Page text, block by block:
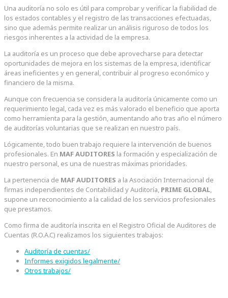
Una auditoría no solo es útil para comprobar y verificar la fiabilidad de
los estados contables y el registro de las transacciones efectuadas,
sino que además permite realizar un análisis riguroso de todos los
riesgos inherentes a la actividad de la empresa.
La auditoría es un proceso que debe aprovecharse para detectar
oportunidades de mejora en los sistemas de la empresa, identificar
áreas ineficientes y en general, contribuir al progreso económico y
financiero de la misma.
Aunque con frecuencia se considera la auditoría únicamente como un
requerimiento legal, cada vez es más valorado el beneficio que aporta
como herramienta para la gestión, aumentando año tras año el número
de auditorías voluntarias que se realizan en nuestro país.
Lógicamente, todo buen trabajo requiere la intervención de buenos
profesionales. En MAF AUDITORES la formación y especialización de
nuestro personal, es una de nuestras máximas prioridades.
La pertenencia de MAF AUDITORES a la Asociación Internacional de
firmas independientes de Contabilidad y Auditoría, PRIME GLOBAL,
supone un reconocimiento a la calidad de los servicios profesionales
que prestamos.
Como firma de auditoría inscrita en el Registro Oficial de Auditores de
Cuentas (R.O.A.C) realizamos los siguientes trabajos:
Auditoría de cuentas/
Informes exigidos legalmente/
Otros trabajos/